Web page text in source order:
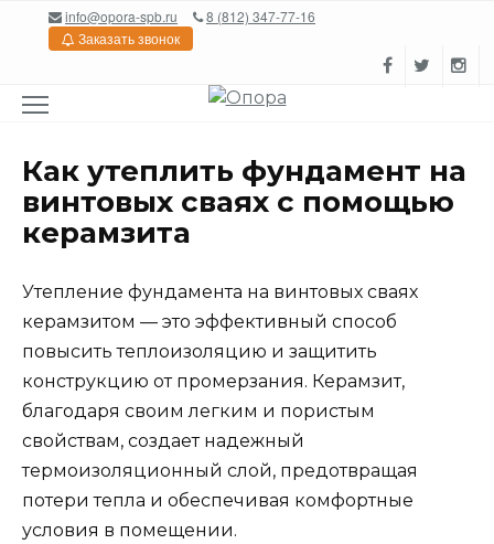
Перейтиinfo@opora-spb.ru
8 (812) 347-77-16
Заказать звонок
Как утеплить фундамент на
винтовых сваях с помощью
керамзита
Утепление фундамента на винтовых сваях
керамзитом — это эффективный способ
повысить теплоизоляцию и защитить
конструкцию от промерзания. Керамзит,
благодаря своим легким и пористым
свойствам, создает надежный
термоизоляционный слой, предотвращая
потери тепла и обеспечивая комфортные
условия в помещении.